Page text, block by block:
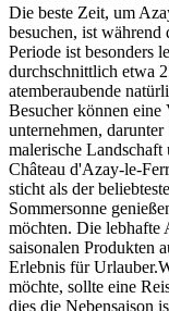
Die beste Zeit, um
besuchen, ist während
Periode ist besonders
durchschnittlich etwa
atemberaubende
Besucher können
unternehmen,
malerische Landschaft
Château d'Azay-le-
sticht als der
Sommersonne
möchten. Die lebhafte
saisonalen Produkten
Erlebnis für
möchte, sollte eine
dies die Nebensaison